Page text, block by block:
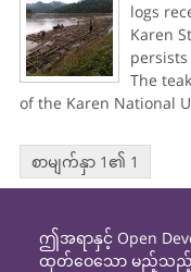
logs
Karen
The
of the Karen National
စာမျက်နှာ 1၏ 1
ဤအရာနှင့် Open
ထုတ်ဝေသော မည့်သည့်အက